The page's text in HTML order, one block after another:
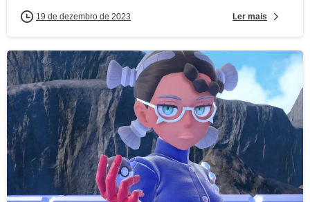
19 de dezembro de 2023 Ler mais
1